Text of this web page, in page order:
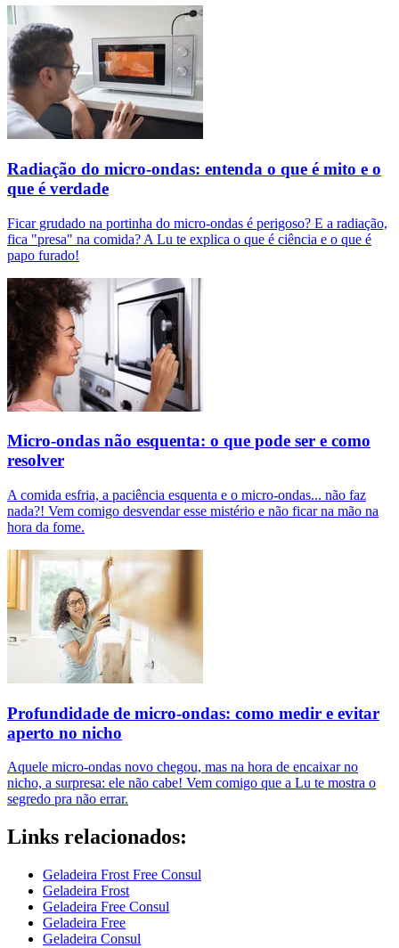
Radiação do micro-ondas: entenda o que é mito e o
que é verdade
Ficar grudado na portinha do micro-ondas é perigoso? E a radiação,
fica "presa" na comida? A Lu te explica o que é ciência e o que é
papo furado!
Micro-ondas não esquenta: o que pode ser e como
resolver
A comida esfria, a paciência esquenta e o micro-ondas... não faz
nada?! Vem comigo desvendar esse mistério e não ficar na mão na
hora da fome.
Profundidade de micro-ondas: como medir e evitar
aperto no nicho
Aquele micro-ondas novo chegou, mas na hora de encaixar no
nicho, a surpresa: ele não cabe! Vem comigo que a Lu te mostra o
segredo pra não errar.
Links relacionados:
Geladeira Frost Free Consul
Geladeira Frost
Geladeira Free Consul
Geladeira Free
Geladeira Consul